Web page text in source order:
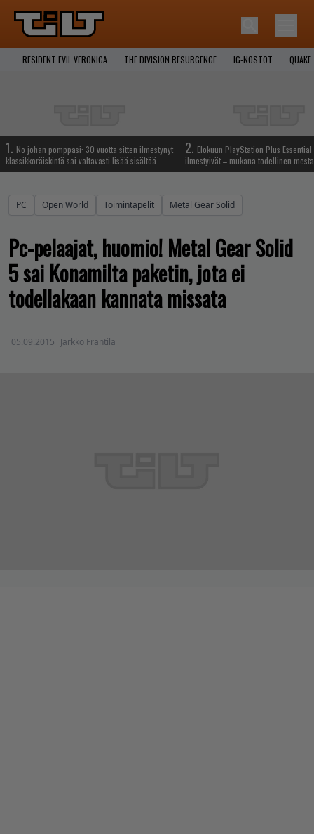
RESIDENT EVIL VERONICA THE DIVISION RESURGENCE IG-NOSTOT QUAKE
1. No johan pomppasi: 30 vuotta sitten ilmestynyt
klassikkoräiskintä sai valtavasti lisää sisältöä
2. Elokuun PlayStation Plus
ilmestyivät – mukana todellinen
PC Open World Toimintapelit Metal Gear Solid
Pc-pelaajat, huomio! Metal Gear Solid
5 sai Konamilta paketin, jota ei
todellakaan kannata missata
05.09.2015 Jarkko Fräntilä